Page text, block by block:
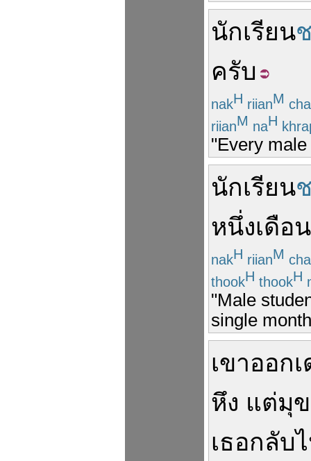
นักเรียน
ครับ
nakH riianM
riianM naH
"Every
นักเรียน
หนึ่งเดือน
nakH riianM
thookH thookH
"Male
single
เขาออก
หึง แต่มุข
เธอกลับ